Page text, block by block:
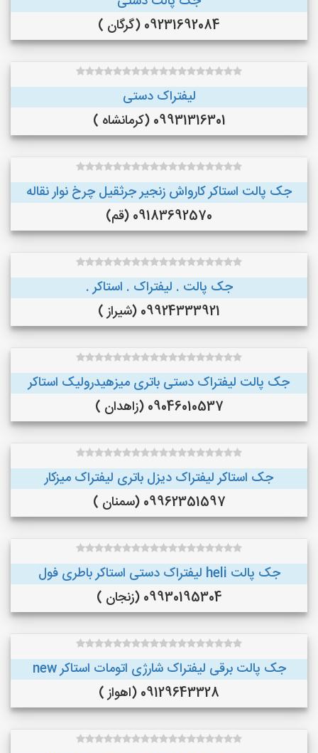
09231692084 (گرگان )
لیفتراک دستی
09931316301 (کرمانشاه )
جک پالت استاکر کارواش زنجیر جرثقیل چرخ نوار نقاله
09183692570 (قم)
جک پالت . لیفتراک . استاکر .
09924333921 (شیراز )
جک پالت لیفتراک دستی باتری میزهیدرولیک استاکر
09046010537 (زاهدان )
جک استاکر لیفتراک دیزل باتری لیفتراک میزکار
09962351597 (سمنان )
جک پالت heli لیفتراک دستی استاکر باطری فول
09930195304 (زنجان )
جک پالت برقی لیفتراک شارژی اتومات استاکر new
09129643328 (اهواز )